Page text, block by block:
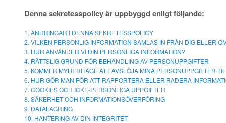
Denna sekretesspolicy är uppbyggd enligt följande:
1. ÄNDRINGAR I DENNA SEKRETESSPOLICY
2. VILKEN PERSONLIG INFORMATION SAMLAS IN FRÅN DIG ELLER
3. HUR ANVÄNDER VI DIN PERSONLIGA INFORMATION?
4. RÄTTSLIG GRUND FÖR BEHANDLING AV PERSONUPPGIFTER
5. KOMMER MYHERITAGE ATT AVSLÖJA MINA PERSONUPPGIFTER
6. HUR GÖR MAN FÖR ATT RAPPORTERA ELLER RADERA
7. COOKIES OCH ICKE-PERSONLIGA UPPGIFTER
8. SÄKERHET OCH INFORMATIONSÖVERFÖRING
9. DATALAGRING
10. HANTERING AV DIN INTEGRITET